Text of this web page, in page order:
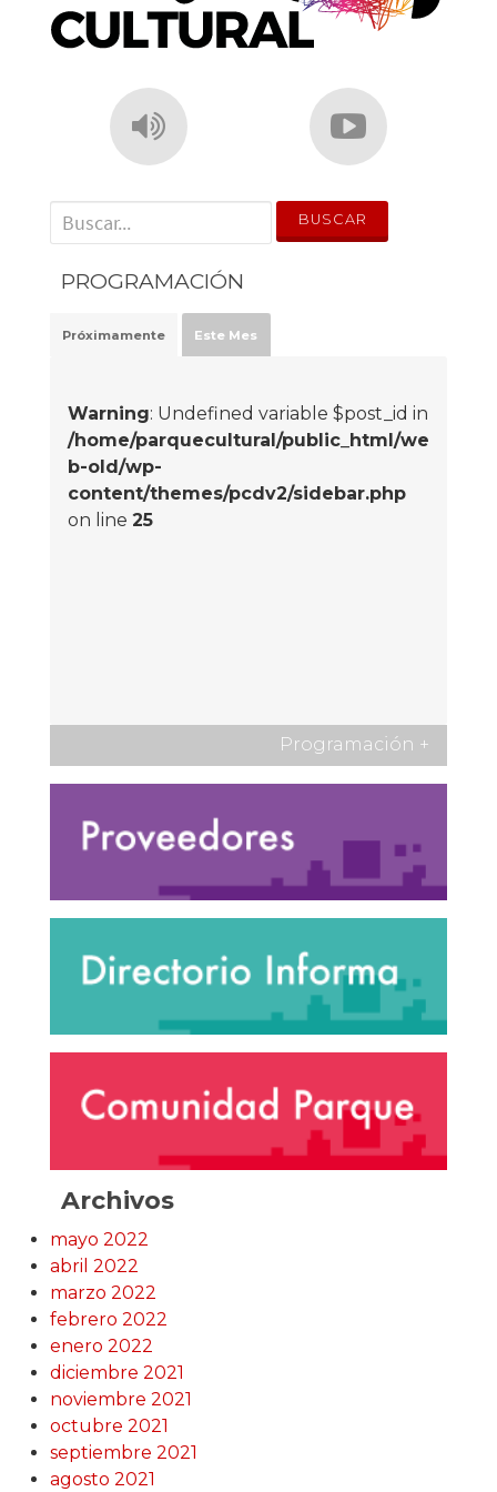
' . __('Search for:') . '
PROGRAMACIÓN
Próximamente Este Mes
Warning: Undefined variable $post_id in
/home/parquecultural/public_html/we
b-old/wp-
content/themes/pcdv2/sidebar.php
on line 25
Programación +
Archivos
mayo 2022
abril 2022
marzo 2022
febrero 2022
enero 2022
diciembre 2021
noviembre 2021
octubre 2021
septiembre 2021
agosto 2021